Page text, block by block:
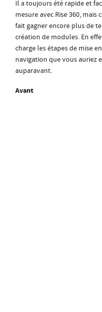
Il a toujours été rapide et
mesure avec Rise 360,
fait gagner encore plus de
création de modules. En
charge les étapes de mise
navigation que vous auriez
auparavant.
Avant